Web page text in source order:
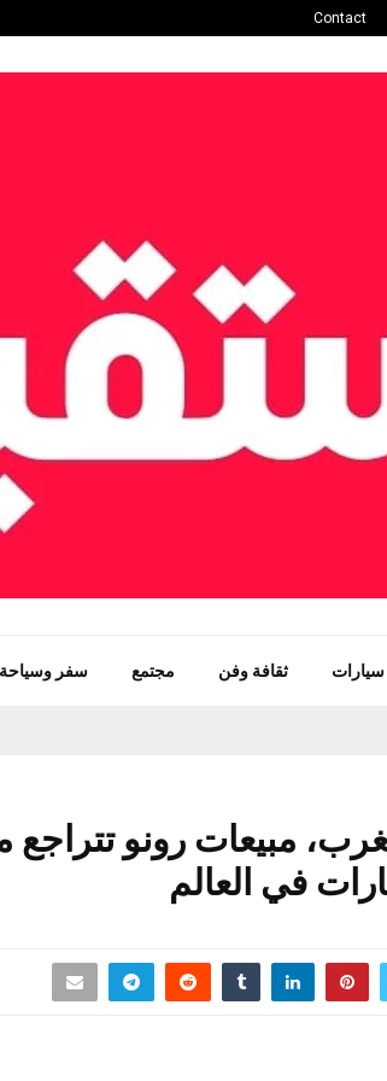
Contact
سيارات ثقافة وفن مجتمع سفر وسياحة
مبيعات رونو تتراجع
في العالم